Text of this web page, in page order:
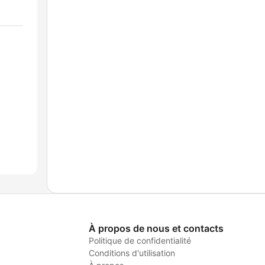
À propos de nous et contacts
Politique de confidentialité
Conditions d'utilisation